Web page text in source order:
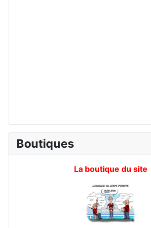
Boutiques
La boutique du site